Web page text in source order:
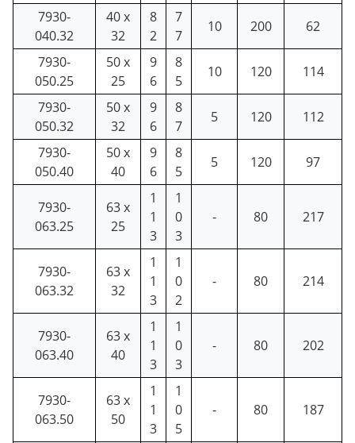
7930-
040.32
40 x
32
8
2
7
7
10 200 62
7930-
050.25
50 x
25
9
6
8
5
10 120 114
7930-
050.32
50 x
32
9
6
8
7
5 120 112
7930-
050.40
50 x
40
9
6
8
5
5 120 97
7930-
063.25
63 x
25
1
1
3
1
0
3
- 80 217
7930-
063.32
63 x
32
1
1
3
1
0
2
- 80 214
7930-
063.40
63 x
40
1
1
3
1
0
3
- 80 202
7930-
063.50
63 x
50
1
1
3
1
0
5
- 80 187